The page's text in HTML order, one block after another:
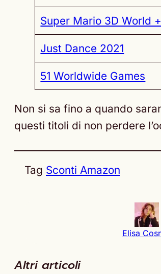
Super Mario 3D World
Just Dance 2021
51 Worldwide Games
Non si sa fino a quando
questi titoli di non perdere
Tag Sconti Amazon
Elisa
Altri articoli